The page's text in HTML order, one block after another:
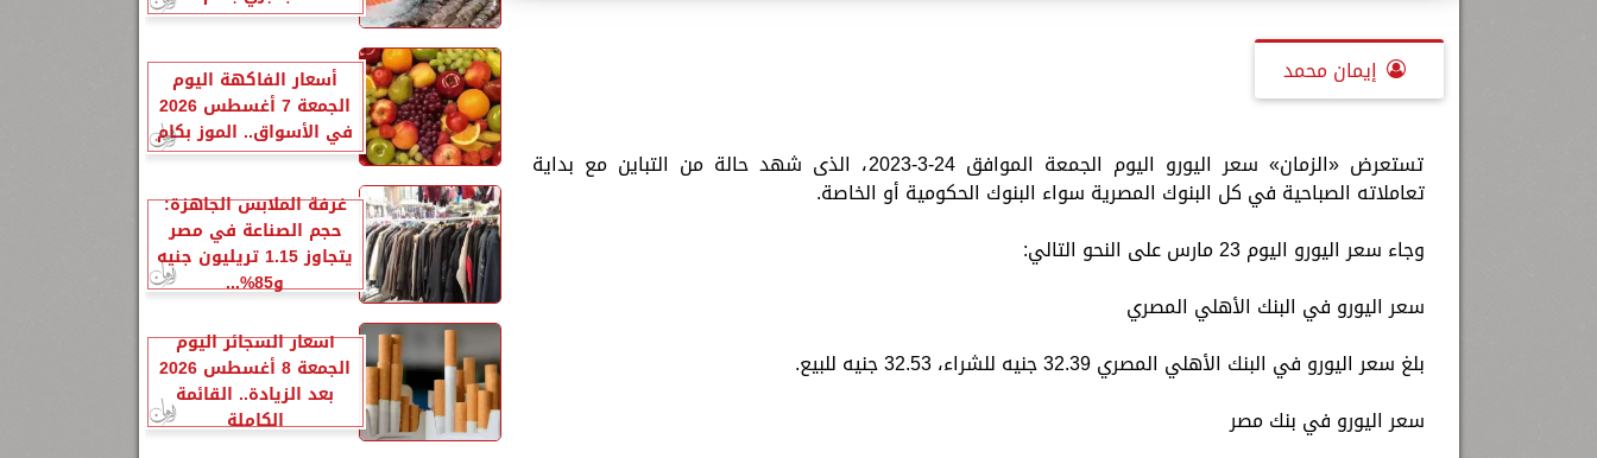
إيمان محمد
تستعرض «الزمان» سعر اليورو اليوم الجمعة الموافق 24-3-2023، الذى شهد حالة من التباين مع بداية
تعاملاته الصباحية في كل البنوك المصرية سواء البنوك الحكومية أو الخاصة.
وجاء سعر اليورو اليوم 23 مارس على النحو التالي:
سعر اليورو في البنك الأهلي المصري
بلغ سعر اليورو في البنك الأهلي المصري 32.39 جنيه للشراء، 32.53 جنيه للبيع.
سعر اليورو في بنك مصر
أسعار الفاكهة اليوم
الجمعة 7 أغسطس 2026
في الأسواق.. الموز بكام
غرفة الملابس الجاهزة:
حجم الصناعة في مصر
يتجاوز 1.15 تريليون جنيه
و85%...
أسعار السجائر اليوم
الجمعة 8 أغسطس 2026
بعد الزيادة.. القائمة
الكاملة